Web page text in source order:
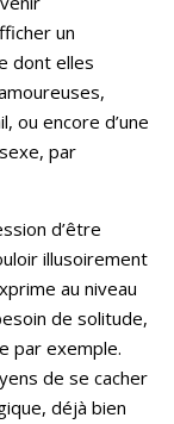
un
dont elles
ou encore d’une
par
d’être
illusoirement
au niveau
de solitude,
par exemple.
de se cacher
déjà bien